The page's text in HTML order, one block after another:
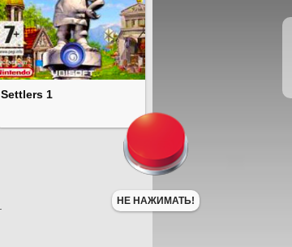
Settlers 1
НЕ НАЖИМАТЬ!